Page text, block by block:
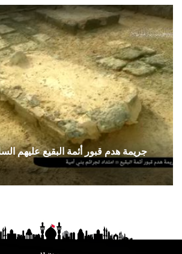
جريمة هدم قبور أئمة البقيع عليهم